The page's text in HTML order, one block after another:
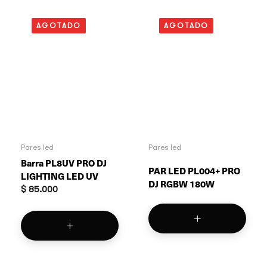
AGOTADO
Pares led
Barra PL8UV PRO DJ
LIGHTING LED UV
$ 85.000
AGOTADO
Pares led
PAR LED PL004+ PRO
DJ RGBW 180W